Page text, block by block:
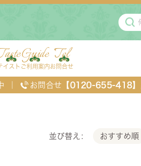
イスト
Guide
ご利用案内
Tel
お問合せ
お問合せ 【0120-655-418】
並び替え おすすめ順